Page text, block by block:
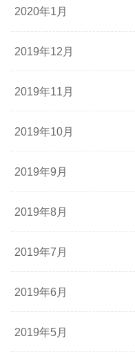
2020年1月
2019年12月
2019年11月
2019年10月
2019年9月
2019年8月
2019年7月
2019年6月
2019年5月